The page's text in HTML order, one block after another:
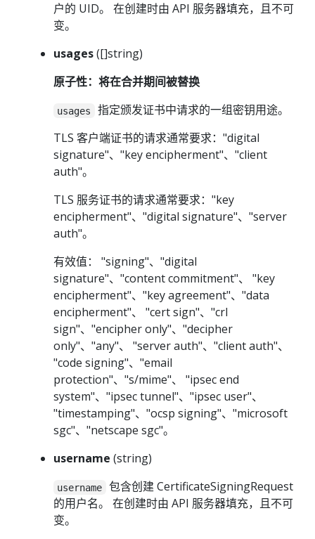
户的 UID。 在创建时由 API 服务器填充，且不可
变。
usages([]string)
原子性：将在合并期间被替换
usages
指定颁发证书中请求的一组密钥用途。
TLS 客户端证书的请求通常要求："digital
signature"、"key encipherment"、"client
auth"。
TLS 服务证书的请求通常要求："key
encipherment"、"digital signature"、"server
auth"。
有效值： "signing"、"digital
signature"、"content commitment"、 "key
encipherment"、"key agreement"、"data
encipherment"、 "cert sign"、"crl
sign"、"encipher only"、"decipher
only"、"any"、 "server auth"、"client auth"、
"code signing"、"email
protection"、"s/mime"、 "ipsec end
system"、"ipsec tunnel"、"ipsec user"、
"timestamping"、"ocsp signing"、"microsoft
sgc"、"netscape sgc"。
username (string)
username
包含创建 CertificateSigningRequest
的用户名。 在创建时由 API 服务器填充，且不可
变。